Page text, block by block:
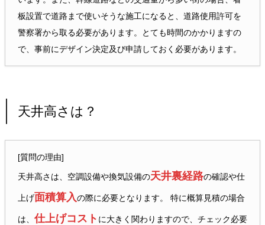
板設置で道路まで使いそうな施工になると、道路使用許可を
警察署から取る必要があります。とても時間のかかりますの
で、事前にデザイン決定及び申請しておく必要があります。
天井高さは？
[質問の理由]
天井高さは、空調設備や換気設備の天井裏経路の確認や仕
上げ面積算入の際に必要となります。 特に概算見積の場合
は、 仕上げコスト に大きく関わりますので、チェック必要